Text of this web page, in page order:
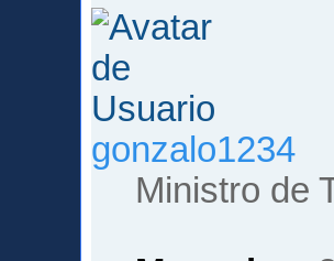
gonzalo1234
Ministro de